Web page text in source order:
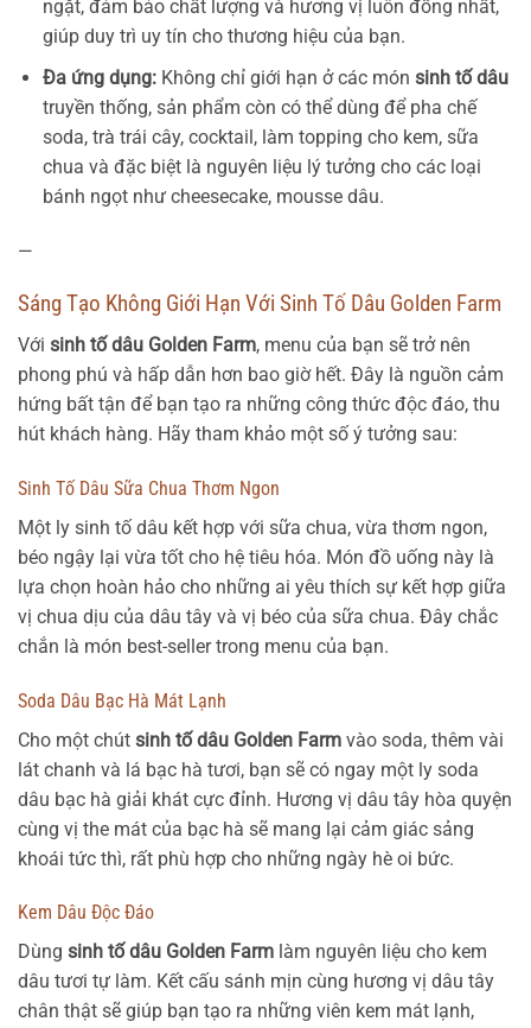
ngặt, đảm bảo chất lượng và hương vị luôn đồng nhất,
giúp duy trì uy tín cho thương hiệu của bạn.
Đa ứng dụng:Không chỉ giới hạn ở các món sinh tố dâu
truyền thống, sản phẩm còn có thể dùng để pha chế
soda, trà trái cây, cocktail, làm topping cho kem, sữa
chua và đặc biệt là nguyên liệu lý tưởng cho các loại
bánh ngọt như cheesecake, mousse dâu.
—
Sáng Tạo Không Giới Hạn Với Sinh Tố Dâu Golden Farm
Với sinh tố dâu Golden Farm, menu của bạn sẽ trở nên
phong phú và hấp dẫn hơn bao giờ hết. Đây là nguồn cảm
hứng bất tận để bạn tạo ra những công thức độc đáo, thu
hút khách hàng. Hãy tham khảo một số ý tưởng sau:
Sinh Tố Dâu Sữa Chua Thơm Ngon
Một ly sinh tố dâu kết hợp với sữa chua, vừa thơm ngon,
béo ngậy lại vừa tốt cho hệ tiêu hóa. Món đồ uống này là
lựa chọn hoàn hảo cho những ai yêu thích sự kết hợp giữa
vị chua dịu của dâu tây và vị béo của sữa chua. Đây chắc
chắn là món best-seller trong menu của bạn.
Soda Dâu Bạc Hà Mát Lạnh
Cho một chút sinh tố dâu Golden Farm vào soda, thêm vài
lát chanh và lá bạc hà tươi, bạn sẽ có ngay một ly soda
dâu bạc hà giải khát cực đỉnh. Hương vị dâu tây hòa quyện
cùng vị the mát của bạc hà sẽ mang lại cảm giác sảng
khoái tức thì, rất phù hợp cho những ngày hè oi bức.
Kem Dâu Độc Đáo
Dùng sinh tố dâu Golden Farm làm nguyên liệu cho kem
dâu tươi tự làm. Kết cấu sánh mịn cùng hương vị dâu tây
chân thật sẽ giúp bạn tạo ra những viên kem mát lạnh,